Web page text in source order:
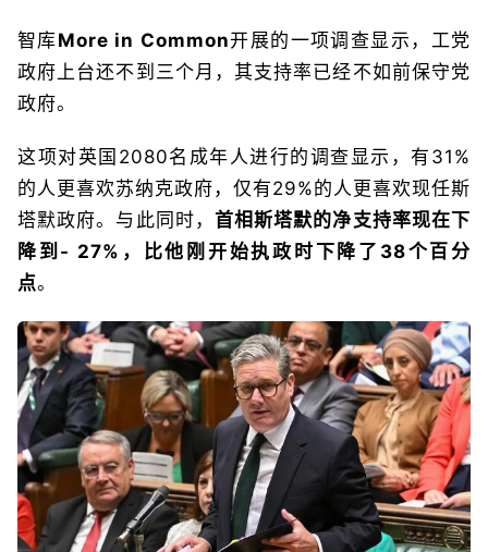
智库More in Common开展的一项调查显示，工党
政府上台还不到三个月，其支持率已经不如前保守党
政府。
这项对英国2080名成年人进行的调查显示，有31%
的人更喜欢苏纳克政府，仅有29%的人更喜欢现任斯
塔默政府。与此同时， 首相斯塔默的净支持率现在下
降到- 27%，比他刚开始执政时下降了38个百分
点。